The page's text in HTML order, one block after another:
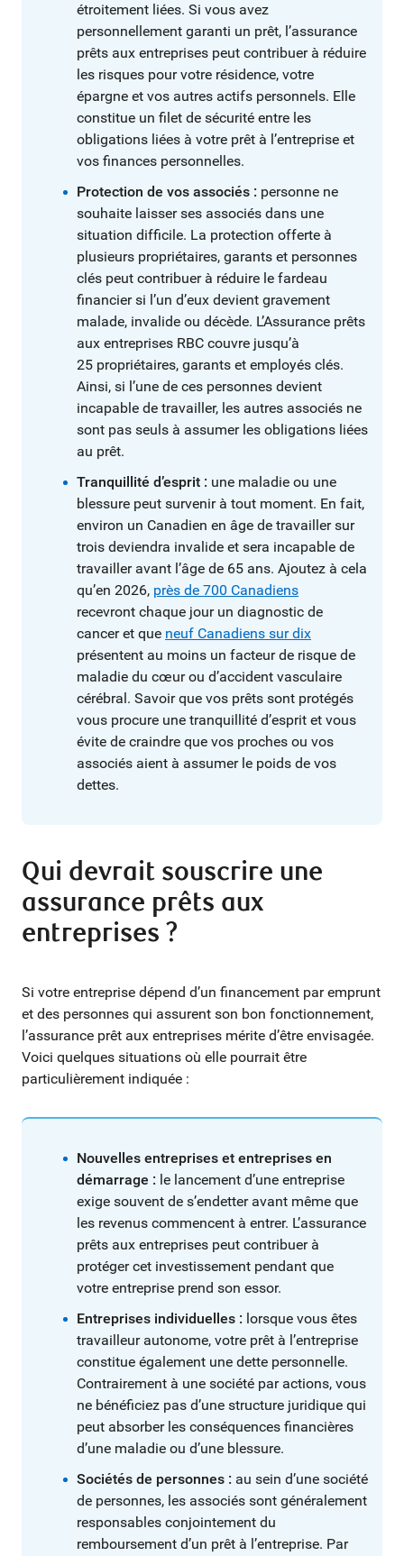
étroitement liées. Si vous avez
personnellement garanti un prêt, l’assurance
prêts aux entreprises peut contribuer à réduire
les risques pour votre résidence, votre
épargne et vos autres actifs personnels. Elle
constitue un filet de sécurité entre les
obligations liées à votre prêt à l’entreprise et
vos finances personnelles.
Protection de vos associés : personne ne
souhaite laisser ses associés dans une
situation difficile. La protection offerte à
plusieurs propriétaires, garants et personnes
clés peut contribuer à réduire le fardeau
financier si l’un d’eux devient gravement
malade, invalide ou décède. L’Assurance prêts
aux entreprises RBC couvre jusqu’à
25 propriétaires, garants et employés clés.
Ainsi, si l’une de ces personnes devient
incapable de travailler, les autres associés ne
sont pas seuls à assumer les obligations liées
au prêt.
Tranquillité d’esprit : une maladie ou une
blessure peut survenir à tout moment. En fait,
environ un Canadien en âge de travailler sur
trois deviendra invalide et sera incapable de
travailler avant l’âge de 65 ans. Ajoutez à cela
qu’en 2026, près de 700 Canadiens
recevront chaque jour un diagnostic de
cancer et que neuf Canadiens sur dix
présentent au moins un facteur de risque de
maladie du cœur ou d’accident vasculaire
cérébral. Savoir que vos prêts sont protégés
vous procure une tranquillité d’esprit et vous
évite de craindre que vos proches ou vos
associés aient à assumer le poids de vos
dettes.
Qui devrait souscrire une
assurance prêts aux
entreprises ?
Si votre entreprise dépend d’un financement par emprunt
et des personnes qui assurent son bon fonctionnement,
l’assurance prêt aux entreprises mérite d’être envisagée.
Voici quelques situations où elle pourrait être
particulièrement indiquée :
Nouvelles entreprises et entreprises en
démarrage : le lancement d’une entreprise
exige souvent de s’endetter avant même que
les revenus commencent à entrer. L’assurance
prêts aux entreprises peut contribuer à
protéger cet investissement pendant que
votre entreprise prend son essor.
Entreprises individuelles : lorsque vous êtes
travailleur autonome, votre prêt à l’entreprise
constitue également une dette personnelle.
Contrairement à une société par actions, vous
ne bénéficiez pas d’une structure juridique qui
peut absorber les conséquences financières
d’une maladie ou d’une blessure.
Sociétés de personnes : au sein d’une société
de personnes, les associés sont généralement
responsables conjointement du
remboursement d’un prêt à l’entreprise. Par